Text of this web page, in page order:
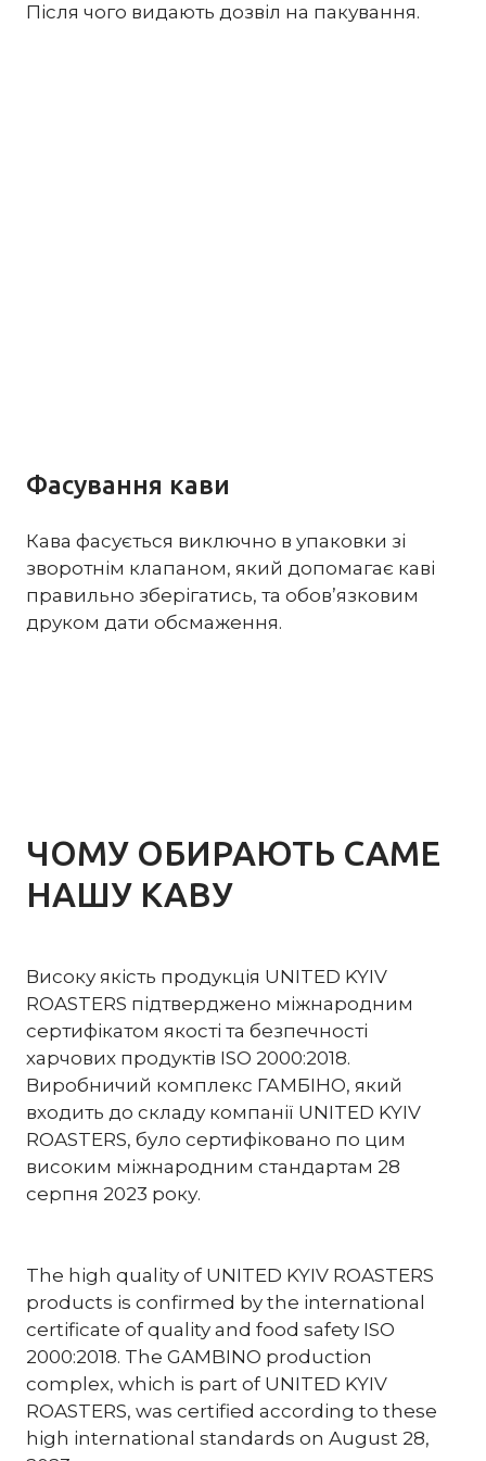
Після чого видають дозвіл на пакування.
Фасування кави
Кава фасується виключно в упаковки зі
зворотнім клапаном, який допомагає каві
правильно зберігатись, та обов’язковим
друком дати обсмаження.
ЧОМУ ОБИРАЮТЬ САМЕ
НАШУ КАВУ
Високу якість продукція UNITED KYIV
ROASTERS підтверджено міжнародним
сертифікатом якості та безпечності
харчових продуктів ISO 2000:2018.
Виробничий комплекс ГАМБІНО, який
входить до складу компанії UNITED KYIV
ROASTERS, було сертифіковано по цим
високим міжнародним стандартам 28
серпня 2023 року.
The high quality of UNITED KYIV ROASTERS
products is confirmed by the international
certificate of quality and food safety ISO
2000:2018. The GAMBINO production
complex, which is part of UNITED KYIV
ROASTERS, was certified according to these
high international standards on August 28,